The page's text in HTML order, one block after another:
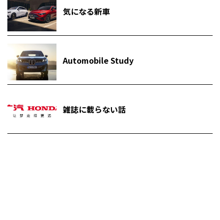
気になる新車
Automobile Study
雑誌に載らない話